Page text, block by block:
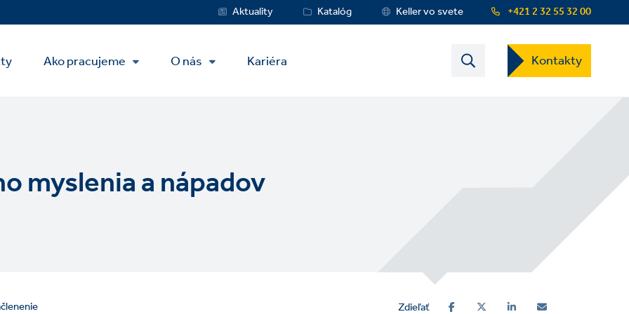
+421 2 32 55 32 00
Service
MenuAktuality Katalóg Keller vo svete
Ako pracujeme O nás Kariéra Contact
US
Dropdown
Kontakty
myslenia a nápadov
Zdieľať